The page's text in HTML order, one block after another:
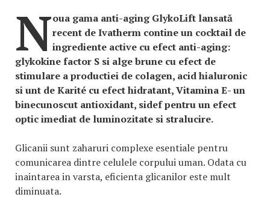
Noua gama anti-aging GlykoLift lansată
recent de Ivatherm contine un cocktail de
ingrediente active cu efect anti-aging:
glykokine factor S si alge brune cu efect de
stimulare a productiei de colagen, acid hialuronic
si unt de Karité cu efect hidratant, Vitamina E- un
binecunoscut antioxidant, sidef pentru un efect
optic imediat de luminozitate si stralucire.
Glicanii sunt zaharuri complexe esentiale pentru
comunicarea dintre celulele corpului uman. Odata cu
inaintarea in varsta, eficienta glicanilor este mult
diminuata.